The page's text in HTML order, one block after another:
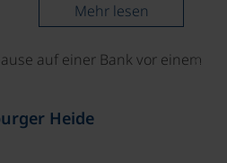
Mehr lesen
©
Heide